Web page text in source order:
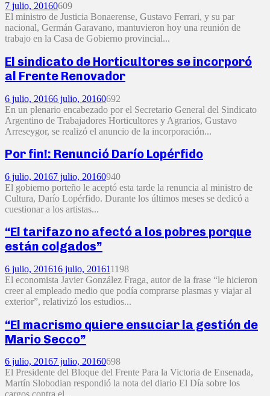
7 julio, 20160609
El ministro de Justicia Bonaerense, Gustavo Ferrari, y su par
nacional, Germán Garavano, mantuvieron hoy una reunión de
trabajo en la Casa de Gobierno provincial...
El sindicato de Horticultores se incorporó
al Frente Renovador
6 julio, 20166 julio, 20160692
En un plenario encabezado por el Secretario General del Sindicato
Argentino de Trabajadores Horticultores y Agrarios, Gustavo
Arreseygor, se realizó el anuncio de la incorporación...
Por fin!: Renunció Darío Lopérfido
6 julio, 20167 julio, 20160940
El gobierno porteño le aceptó esta tarde la renuncia al ministro de
Cultura, Darío Lopérfido. Durante los últimos meses se dedicó a
cuestionar a los artistas...
“El tarifazo no afectó a los pobres porque
están colgados”
6 julio, 201616 julio, 201611198
El economista Javier González Fraga, autor de la frase “le hicieron
creer al empleado medio que podía comprarse plasmas y viajar al
exterior”, relativizó los estudios...
“El macrismo quiere ensuciar la gestión de
Mario Secco”
6 julio, 20167 julio, 20160698
El Presidente del Bloque del Frente Para la Victoria de Ensenada,
Martín Slobodian respondió la nota del diario El Día sobre los